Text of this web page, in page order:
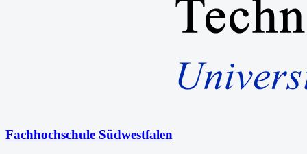
Fachhochschule Südwestfalen